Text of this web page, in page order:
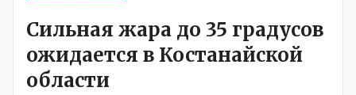
Сильная жара до 35 градусов
ожидается в Костанайской
области